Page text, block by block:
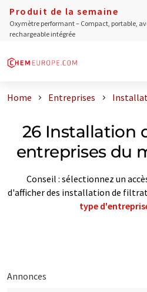
Produit de la semaine
Oxymètre performant – Compact, portable,
rechargeable intégrée
Home Entreprises
26 Installation
entreprises du
Conseil : sélectionnez un
d'afficher des installation de
type
Annonces